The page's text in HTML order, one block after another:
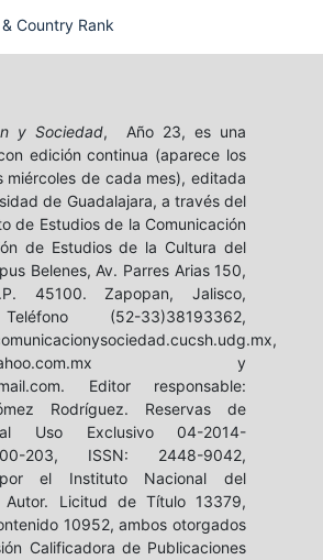
y Sociedad, Año 23, es una
edición continua (aparece los
miércoles de cada mes), editada
de Guadalajara, a través del
de Estudios de la Comunicación
de Estudios de la Cultura del
Belenes, Av. Parres Arias 150,
45100. Zapopan, Jalisco,
(52-33)38193362,
y
Editor responsable:
Rodríguez. Reservas de
Uso Exclusivo 04-2014-
203, ISSN: 2448-9042,
el Instituto Nacional del
Autor. Licitud de Título 13379,
10952, ambos otorgados
Calificadora de Publicaciones